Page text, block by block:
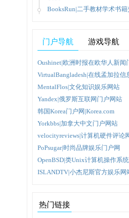
BooksRun|二手教材学术书
门户导航 游戏导航
Oushinet|欧洲时报在欧华人新闻
VirtualBangladesh|在线孟加拉信
MentalFlos|文化知识娱乐网站
Yandex|俄罗斯互联网门户网站
韩国Korea门户网|Korea.com
Yorkbbs|加拿大中文门户网站
velocityreviews|计算机硬件评论
PoPsugar|时尚品牌娱乐门户网
OpenBSD|类Unix计算机操作系统
ISLANDTV|小杰尼斯官方娱乐网
热门链接